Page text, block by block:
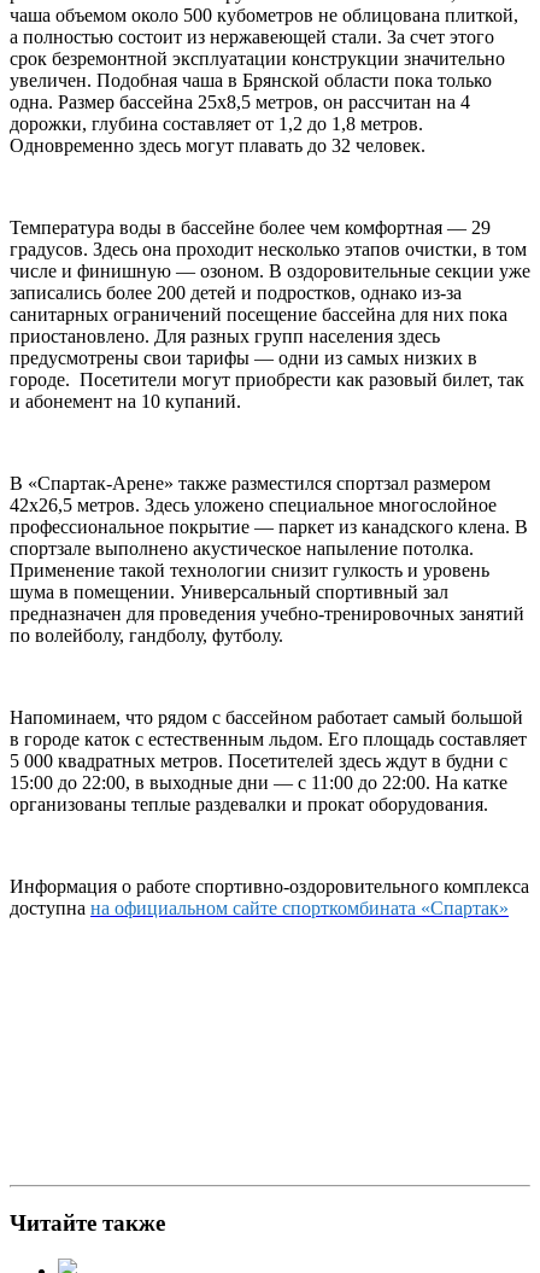
чаша объемом около 500 кубометров не облицована плиткой,
а полностью состоит из нержавеющей стали. За счет этого
срок безремонтной эксплуатации конструкции значительно
увеличен. Подобная чаша в Брянской области пока только
одна. Размер бассейна 25х8,5 метров, он рассчитан на 4
дорожки, глубина составляет от 1,2 до 1,8 метров.
Одновременно здесь могут плавать до 32 человек.
Температура воды в бассейне более чем комфортная — 29
градусов. Здесь она проходит несколько этапов очистки, в том
числе и финишную — озоном. В оздоровительные секции уже
записались более 200 детей и подростков, однако из-за
санитарных ограничений посещение бассейна для них пока
приостановлено. Для разных групп населения здесь
предусмотрены свои тарифы — одни из самых низких в
городе. Посетители могут приобрести как разовый билет, так
и абонемент на 10 купаний.
В «Спартак-Арене» также разместился спортзал размером
42х26,5 метров. Здесь уложено специальное многослойное
профессиональное покрытие — паркет из канадского клена. В
спортзале выполнено акустическое напыление потолка.
Применение такой технологии снизит гулкость и уровень
шума в помещении. Универсальный спортивный зал
предназначен для проведения учебно-тренировочных занятий
по волейболу, гандболу, футболу.
Напоминаем, что рядом с бассейном работает самый большой
в городе каток с естественным льдом. Его площадь составляет
5 000 квадратных метров. Посетителей здесь ждут в будни с
15:00 до 22:00, в выходные дни — с 11:00 до 22:00. На катке
организованы теплые раздевалки и прокат оборудования.
Информация о работе спортивно-оздоровительного комплекса
доступна на официальном сайте спорткомбината «Спартак»
Читайте также